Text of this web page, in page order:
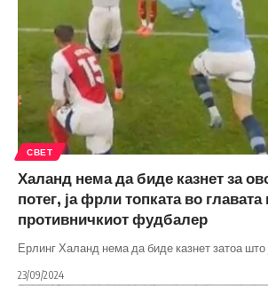
СВЕТ
Халанд нема да биде казнет за
потег, ја фрли топката во главата
противничкиот фудбалер
Ерлинг Халанд нема да биде казнет затоа што
23/09/2024